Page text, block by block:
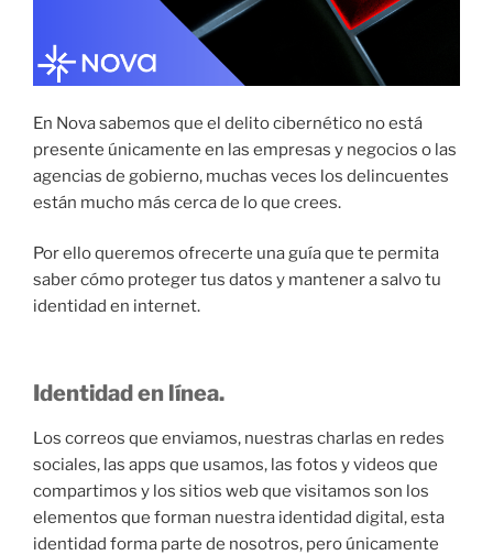
En Nova sabemos que el delito cibernético no está
presente únicamente en las empresas y negocios o las
agencias de gobierno, muchas veces los delincuentes
están mucho más cerca de lo que crees.
Por ello queremos ofrecerte una guía que te permita
saber cómo proteger tus datos y mantener a salvo tu
identidad en internet.
Identidad en línea.
Los correos que enviamos, nuestras charlas en redes
sociales, las apps que usamos, las fotos y videos que
compartimos y los sitios web que visitamos son los
elementos que forman nuestra identidad digital, esta
identidad forma parte de nosotros, pero únicamente